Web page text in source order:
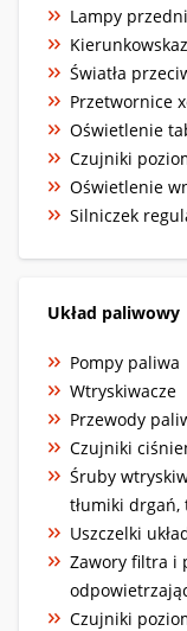
Lampy
Światła
Przetwornice
Oświetlenie
Czujniki
Oświetlenie
Silniczek
Układ paliwowy
Pompy paliwa
Wtryskiwacze
Przewody
Czujniki
Śruby
tłumiki
Uszczelki
Zawory filtra i
Czujniki